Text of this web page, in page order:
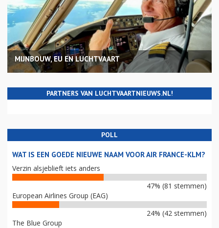
MIJNBOUW, EU EN LUCHTVAART
PARTNERS VAN LUCHTVAARTNIEUWS.NL!
POLL
WAT IS EEN GOEDE NIEUWE NAAM VOOR AIR FRANCE-KLM?
Verzin alsjeblieft iets anders
47% (81 stemmen)
European Airlines Group (EAG)
24% (42 stemmen)
The Blue Group